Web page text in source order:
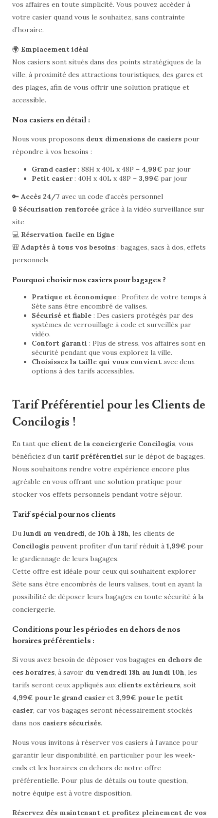
vos affaires en toute simplicité. Vous pouvez accéder à
votre casier quand vous le souhaitez, sans contrainte
d’horaire.
🌍 Emplacement idéal
Nos casiers sont situés dans des points stratégiques de la
ville, à proximité des attractions touristiques, des gares et
des plages, afin de vous offrir une solution pratique et
accessible.
Nos casiers en détail :
Nous vous proposons deux dimensions de casierspour
répondre à vos besoins :
Grand casier: 88H x 40L x 48P – 4,99€par jour
Petit casier: 40H x 40L x 48P – 3,99€par jour
🔑 Accès 24/7 avec un code d’accès personnel
🔒 Sécurisation renforcéegrâce à la vidéo surveillance sur
site
💻 Réservation facile en ligne
🎒 Adaptés à tous vos besoins: bagages, sacs à dos, effets
personnels
Pourquoi choisir nos casiers pour bagages ?
Pratique et économique: Profitez de votre temps à
Sète sans être encombré de valises.
Sécurisé et fiable: Des casiers protégés par des
systèmes de verrouillage à code et surveillés par
vidéo.
Confort garanti : Plus de stress, vos affaires sont en
sécurité pendant que vous explorez la ville.
Choisissez la taille qui vous convientavec deux
options à des tarifs accessibles.
Tarif Préférentiel pour les Clients de
Concilogis !
En tant que client de la conciergerie Concilogis, vous
bénéficiez d’un tarif préférentiel sur le dépot de bagages.
Nous souhaitons rendre votre expérience encore plus
agréable en vous offrant une solution pratique pour
stocker vos effets personnels pendant votre séjour.
Tarif spécial pour nos clients
Du lundi au vendredi, de 10h à 18h, les clients de
Concilogispeuvent profiter d’un tarif réduit à 1,99€pour
le gardiennage de leurs bagages.
Cette offre est idéale pour ceux qui souhaitent explorer
Sète sans être encombrés de leurs valises, tout en ayant la
possibilité de déposer leurs bagages en toute sécurité à la
conciergerie.
Conditions pour les périodes en dehors de nos
horaires préférentiels :
Si vous avez besoin de déposer vos bagages en dehors de
ces horaires, à savoir du vendredi 18h au lundi 10h, les
tarifs seront ceux appliqués aux clients extérieurs, soit
4,99€ pour le grand casieret 3,99€ pour le petit
casier, car vos bagages seront nécessairement stockés
dans nos casiers sécurisés.
Nous vous invitons à réserver vos casiers à l’avance pour
garantir leur disponibilité, en particulier pour les week-
ends et les horaires en dehors de notre offre
préférentielle. Pour plus de détails ou toute question,
notre équipe est à votre disposition.
Réservez dès maintenant et profitez pleinement de vos